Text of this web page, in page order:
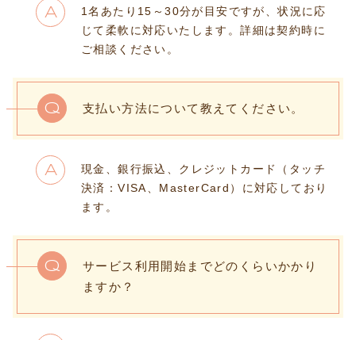
A
1名あたり15～30分が目安ですが、状況に応
じて柔軟に対応いたします。詳細は契約時に
ご相談ください。
Q 支払い方法について教えてください。
A
現金、銀行振込、クレジットカード（タッチ
決済：VISA、MasterCard）に対応しており
ます。
Q
サービス利用開始までどのくらいかかり
ますか？